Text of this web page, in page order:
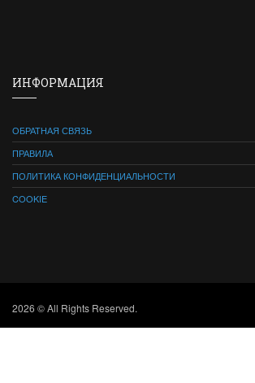
ИНФОРМАЦИЯ
ОБРАТНАЯ СВЯЗЬ
ПРАВИЛА
ПОЛИТИКА КОНФИДЕНЦИАЛЬНОСТИ
COOKIE
2026 © All Rights Reserved.